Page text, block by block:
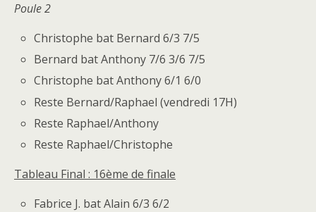
Poule 2
Christophe bat Bernard 6/3 7/5
Bernard bat Anthony 7/6 3/6 7/5
Christophe bat Anthony 6/1 6/0
Reste Bernard/Raphael (vendredi 17H)
Reste Raphael/Anthony
Reste Raphael/Christophe
Tableau Final : 16ème de finale
Fabrice J. bat Alain 6/3 6/2